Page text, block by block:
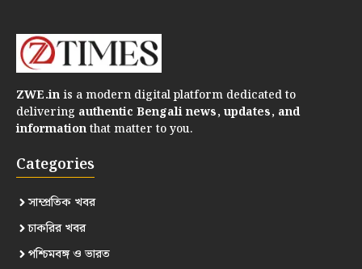
ZWE.inis a modern digital platform dedicated to
delivering authentic Bengali news, updates, and
informationthat matter to you.
Categories
সাম্প্রতিক খবর
চাকরির খবর
পশ্চিমবঙ্গ ও ভারত